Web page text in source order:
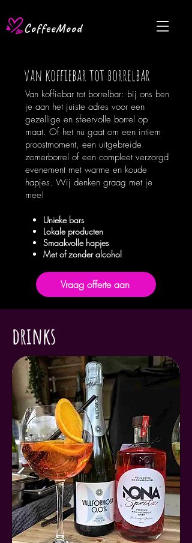
van koffiebar tot borrelbar
Van koffiebar tot borrelbar: bij ons ben
je aan het juiste adres voor een
gezellige en sfeervolle borrel op
maat. Of het nu gaat om een intiem
proostmoment, een uitgebreide
zomerborrel of een compleet verzorgd
evenement met warme en koude
hapjes. Wij denken graag met je
mee!
Unieke bars
Lokale producten
Smaakvolle hapjes
Met of zonder alcohol
Vraag offerte aan
drinks